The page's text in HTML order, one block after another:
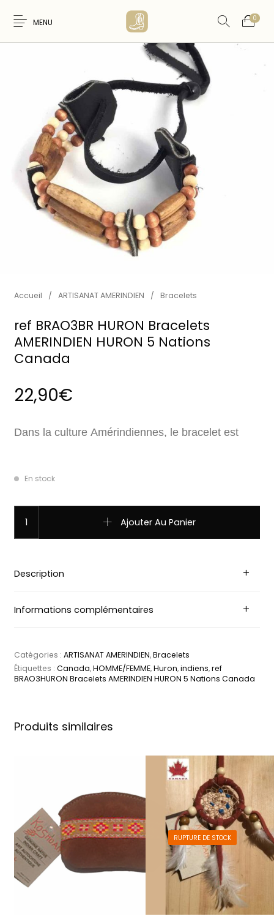
MENU 0
Nouveaux
Produits
FEMME HOMME
ARTISANAT
AMERINDIEN
ACCESSOIRES CEINTURES
Accueil / ARTISANAT AMERINDIEN / Bracelets
ref BRAO3BR HURON Bracelets
AMERINDIEN HURON 5 Nations
Canada
22,90€
Dans la culture Amérindiennes, le bracelet est
En stock
Ajouter Au Panier
Description
Informations complémentaires
Catégories : ARTISANAT AMERINDIEN,Bracelets
Étiquettes : Canada,HOMME/FEMME,Huron,indiens,ref
BRAO3HURON Bracelets AMERINDIEN HURON 5 Nations Canada
Produits similaires
RUPTURE DE STOCK